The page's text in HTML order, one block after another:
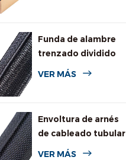
Funda de alambre
trenzado dividido
autoenvolvente
VER MÁS
Envoltura de arnés
de cableado tubular
dividida tejida
VER MÁS